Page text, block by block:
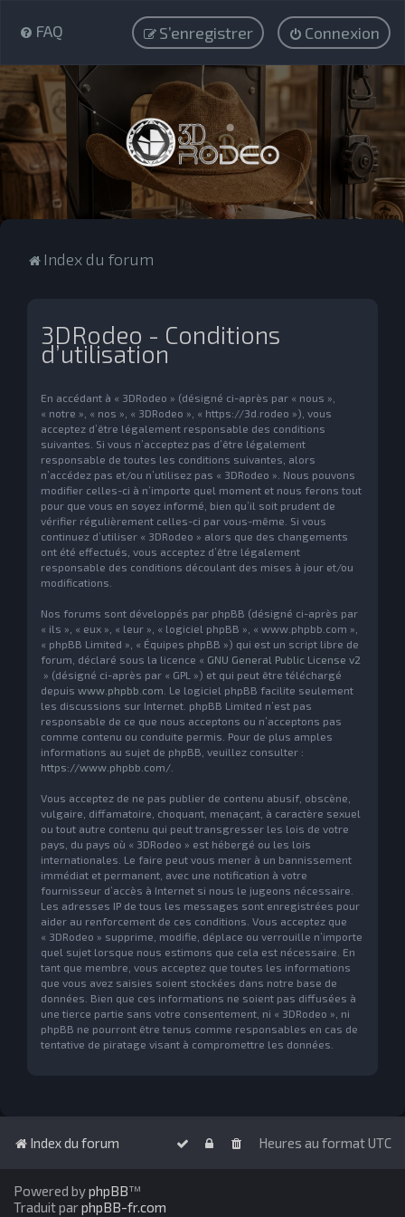
FAQ Connexion
S’enregistrer
Index du forum
3DRodeo - Conditions
d’utilisation
En accédant à « 3DRodeo » (désigné ci-après par « nous »,
« notre », « nos », « 3DRodeo », « https://3d.rodeo »), vous
acceptez d’être légalement responsable des conditions
suivantes. Si vous n’acceptez pas d’être légalement
responsable de toutes les conditions suivantes, alors
n’accédez pas et/ou n’utilisez pas « 3DRodeo ». Nous pouvons
modifier celles-ci à n’importe quel moment et nous ferons tout
pour que vous en soyez informé, bien qu’il soit prudent de
vérifier régulièrement celles-ci par vous-même. Si vous
continuez d’utiliser « 3DRodeo » alors que des changements
ont été effectués, vous acceptez d’être légalement
responsable des conditions découlant des mises à jour et/ou
modifications.
Nos forums sont développés par phpBB (désigné ci-après par
« ils », « eux », « leur », « logiciel phpBB », « www.phpbb.com »,
« phpBB Limited », « Équipes phpBB ») qui est un script libre de
forum, déclaré sous la licence « GNU General Public License v2
» (désigné ci-après par « GPL ») et qui peut être téléchargé
depuis www.phpbb.com . Le logiciel phpBB facilite seulement
les discussions sur Internet. phpBB Limited n’est pas
responsable de ce que nous acceptons ou n’acceptons pas
comme contenu ou conduite permis. Pour de plus amples
informations au sujet de phpBB, veuillez consulter :
https://www.phpbb.com/
Vous acceptez de ne pas publier de contenu abusif, obscène,
vulgaire, diffamatoire, choquant, menaçant, à caractère sexuel
ou tout autre contenu qui peut transgresser les lois de votre
pays, du pays où « 3DRodeo » est hébergé ou les lois
internationales. Le faire peut vous mener à un bannissement
immédiat et permanent, avec une notification à votre
fournisseur d’accès à Internet si nous le jugeons nécessaire.
Les adresses IP de tous les messages sont enregistrées pour
aider au renforcement de ces conditions. Vous acceptez que
« 3DRodeo » supprime, modifie, déplace ou verrouille n’importe
quel sujet lorsque nous estimons que cela est nécessaire. En
tant que membre, vous acceptez que toutes les informations
que vous avez saisies soient stockées dans notre base de
données. Bien que ces informations ne soient pas diffusées à
une tierce partie sans votre consentement, ni « 3DRodeo », ni
phpBB ne pourront être tenus comme responsables en cas de
tentative de piratage visant à compromettre les données.
Index du forum Heures au formatUTC
Powered byphpBB™
Traduit parphpBB-fr.com